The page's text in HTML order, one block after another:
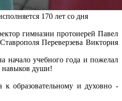
170 лет со дня
гимназии протоиерей Павел
Переверзева Виктория
начало учебного года и пожелал
навыков души!
образовательному и духовно -